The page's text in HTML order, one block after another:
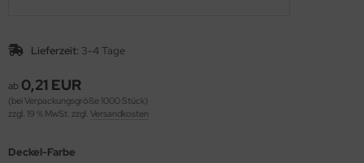
Lieferzeit: 3-4 Tage
ab 0,21 EUR
(bei Verpackungsgröße 1000 Stück)
zzgl. 19 % MwSt. zzgl. Versandkosten
Deckel-Farbe